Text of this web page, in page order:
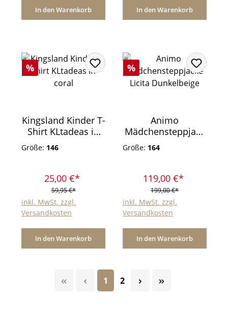
In den Warenkorb In den Warenkorb
Rabatt
%
Kingsland Kinder T-
Shirt KLtadeas in
coral
Größe: 146
25,00 €*
59,95 €*
inkl. MwSt. zzgl.
Versandkosten
In den Warenkorb
Rabatt
%
Animo
Mädchensteppjack
e Licita
Dunkelbeige
Größe: 164
119,00 €*
199,00 €*
inkl. MwSt. zzgl.
Versandkosten
In den Warenkorb
Seite
1 Seite
2